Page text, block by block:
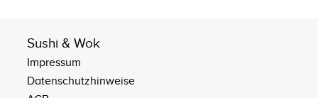
Sushi & Wok
Impressum
Datenschutzhinweise